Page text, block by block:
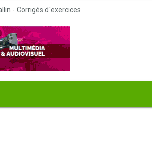
- Corrigés d'exercices